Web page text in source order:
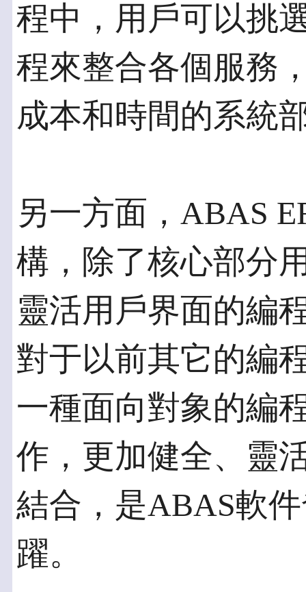
程中，用戶可以挑
程來整合各個服務
成本和時間的系統
另一方面，ABAS
構，除了核心部分
靈活用戶界面的編
對于以前其它的編
一種面向對象的編
作，更加健全、靈
結合，是ABAS軟
躍。